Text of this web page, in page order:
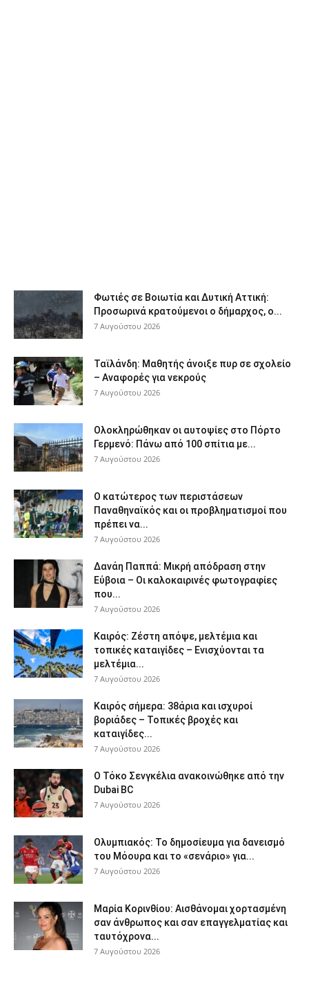
Φωτιές σε Βοιωτία και Δυτική Αττική:
Προσωρινά κρατούμενοι ο δήμαρχος, ο...
7 Αυγούστου 2026
Ταϊλάνδη: Μαθητής άνοιξε πυρ σε σχολείο
– Αναφορές για νεκρούς
7 Αυγούστου 2026
Ολοκληρώθηκαν οι αυτοψίες στο Πόρτο
Γερμενό: Πάνω από 100 σπίτια με...
7 Αυγούστου 2026
Ο κατώτερος των περιστάσεων
Παναθηναϊκός και οι προβληματισμοί που
πρέπει να...
7 Αυγούστου 2026
Δανάη Παππά: Μικρή απόδραση στην
Εύβοια – Οι καλοκαιρινές φωτογραφίες
που...
7 Αυγούστου 2026
Καιρός: Ζέστη απόψε, μελτέμια και
τοπικές καταιγίδες – Ενισχύονται τα
μελτέμια...
7 Αυγούστου 2026
Καιρός σήμερα: 38άρια και ισχυροί
βοριάδες – Τοπικές βροχές και
καταιγίδες...
7 Αυγούστου 2026
Ο Τόκο Σενγκέλια ανακοινώθηκε από την
Dubai BC
7 Αυγούστου 2026
Ολυμπιακός: Το δημοσίευμα για δανεισμό
του Μόουρα και το «σενάριο» για...
7 Αυγούστου 2026
Μαρία Κορινθίου: Αισθάνομαι χορτασμένη
σαν άνθρωπος και σαν επαγγελματίας και
ταυτόχρονα...
7 Αυγούστου 2026